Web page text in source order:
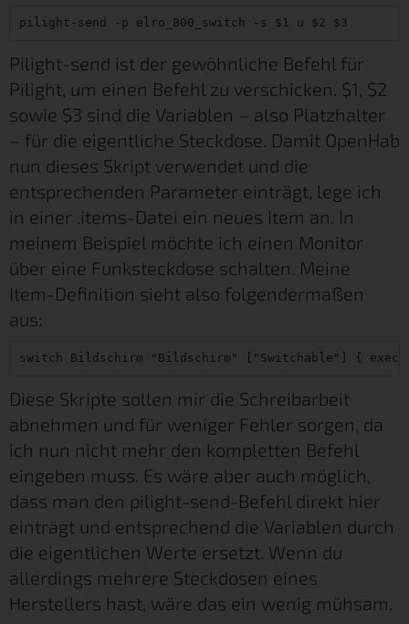
pilight-send -p elro_800_switch -s $1 u $2 $3
Pilight-send ist der gewöhnliche Befehl für
Pilight, um einen Befehl zu verschicken. $1, $2
sowie $3 sind die Variablen – also Platzhalter
– für die eigentliche Steckdose. Damit OpenHab
nun dieses Skript verwendet und die
entsprechenden Parameter einträgt, lege ich
in einer .items-Datei ein neues Item an. In
meinem Beispiel möchte ich einen Monitor
über eine Funksteckdose schalten. Meine
Item-Definition sieht also folgendermaßen
aus:
switch Bildschirm "Bildschirm" ["Switchable"] {
Diese Skripte sollen mir die Schreibarbeit
abnehmen und für weniger Fehler sorgen, da
ich nun nicht mehr den kompletten Befehl
eingeben muss. Es wäre aber auch möglich,
dass man den pilight-send-Befehl direkt hier
einträgt und entsprechend die Variablen durch
die eigentlichen Werte ersetzt. Wenn du
allerdings mehrere Steckdosen eines
Herstellers hast, wäre das ein wenig mühsam.